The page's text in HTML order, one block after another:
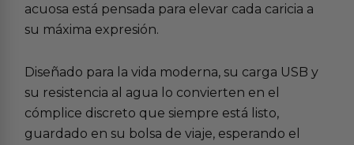
acuosa está pensada para elevar cada caricia a
su máxima expresión.
Diseñado para la vida moderna, su carga USB y
su resistencia al agua lo convierten en el
cómplice discreto que siempre está listo,
guardado en su bolsa de viaje, esperando el